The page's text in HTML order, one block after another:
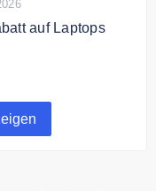
auf Laptops